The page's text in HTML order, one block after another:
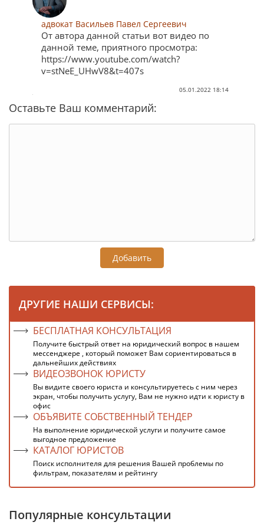
адвокат Васильев Павел Сергеевич
От автора данной статьи вот видео по
данной теме, приятного просмотра:
https://www.youtube.com/watch?
v=stNeE_UHwV8&t=407s
05.01.2022 18:14
Оставьте Ваш комментарий:
Добавить
ДРУГИЕ НАШИ СЕРВИСЫ:
БЕСПЛАТНАЯ КОНСУЛЬТАЦИЯ
Получите быстрый ответ на юридический вопрос в нашем
мессенджере , который поможет Вам сориентироваться в
дальнейших действиях
ВИДЕОЗВОНОК ЮРИСТУ
Вы видите своего юриста и консультируетесь с ним через
экран, чтобы получить услугу, Вам не нужно идти к юристу в
офис
ОБЪЯВИТЕ СОБСТВЕННЫЙ ТЕНДЕР
На выполнение юридической услуги и получите самое
выгодное предложение
КАТАЛОГ ЮРИСТОВ
Поиск исполнителя для решения Вашей проблемы по
фильтрам, показателям и рейтингу
Популярные консультации